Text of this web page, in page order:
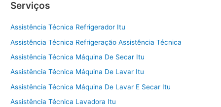
Serviços
Assistência Técnica Refrigerador Itu
Assistência Técnica Refrigeração Assistência Técnica
Assistência Técnica Máquina De Secar Itu
Assistência Técnica Máquina De Lavar Itu
Assistência Técnica Máquina De Lavar E Secar Itu
Assistência Técnica Lavadora Itu